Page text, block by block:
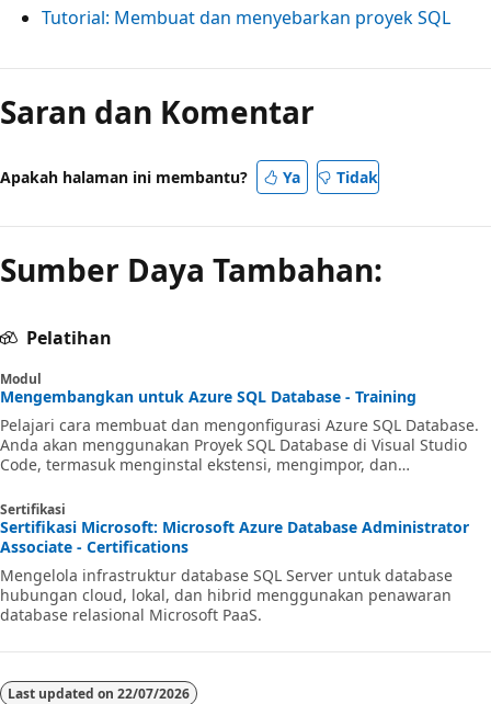
Tutorial: Membuat dan menyebarkan proyek SQL
Saran dan Komentar
Apakah halaman ini membantu? Ya Tidak
Sumber Daya Tambahan:
Pelatihan
Modul
Mengembangkan untuk Azure SQL Database - Training
Pelajari cara membuat dan mengonfigurasi Azure SQL Database.
Anda akan menggunakan Proyek SQL Database di Visual Studio
Code, termasuk menginstal ekstensi, mengimpor, dan
menyebarkan proyek database di GitHub Actions dan Azure
Pipelines, serta mengotomatiskan dan memanggil penerbitan
database.
Sertifikasi
Sertifikasi Microsoft: Microsoft Azure Database Administrator
Associate - Certifications
Mengelola infrastruktur database SQL Server untuk database
hubungan cloud, lokal, dan hibrid menggunakan penawaran
database relasional Microsoft PaaS.
Last updated on 22/07/2026